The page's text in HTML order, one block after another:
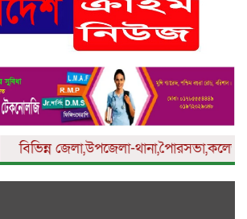
জেলা,উপজেলা-থানা,পৈারসভা,কলেজ ও